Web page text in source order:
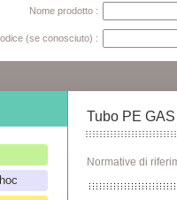
Nome prodotto :
(se conosciuto) :
Tubo PE GAS
Normative di